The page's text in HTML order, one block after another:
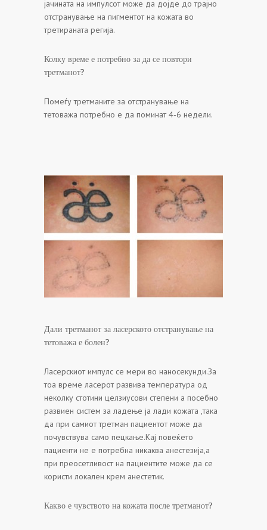
јачината на импулсот може да дојде до трајно
отстранување на пигментот на кожата во
третираната регија.
Колку време е потребно за да се повтори
третманот?
Помеѓу третманите за отстранување на
тетоважа потребно е да поминат 4-6 недели.
Дали третманот за ласерското отстранување на
тетоважа е болен?
Ласерскиот импулс се мери во наносекунди.За
тоа време ласерот развива температура од
неколку стотини целзиусови степени а посебно
развиен систем за ладење ја лади кожата ,така
да при самиот третман пациентот може да
почувствува само пецкање.Кај повеќето
пациенти не е потребна никаква анестезија,а
при преосетливост на пациентите може да се
користи локален крем анестетик.
Какво е чувството на кожата после третманот?